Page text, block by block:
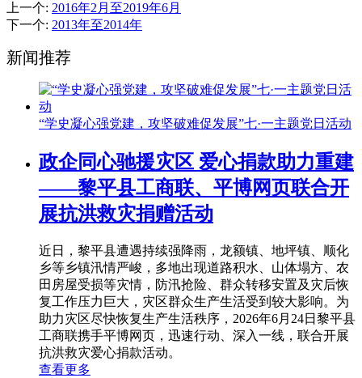
上一个: 2016年2月至2019年6月
下一个: 2013年至2014年
新闻推荐
“学史凝心强党建，攻坚破难促发展”七·一主题党日活动
政企同心驰援灾区 爱心捐款助力重建
——黎平县工商联、平博网页联合开
展抗洪救灾捐赠活动
近日，黎平县遭遇持续强降雨，龙额镇、地坪镇、顺化
乡等乡镇汛情严峻，多地出现道路积水、山体塌方、农
田房屋受损等灾情，防汛抢险、群众转移安置及灾后恢
复工作压力巨大，灾区群众生产生活受到较大影响。为
助力灾区尽快恢复生产生活秩序，2026年6月24日黎平县
工商联携手平博网页，迅速行动、深入一线，联合开展
抗洪救灾爱心捐款活动。
查看更多